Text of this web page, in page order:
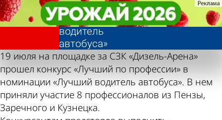
Конкурс
«Лучший
водитель
автобуса»
Фотолента,
«Общество»
19 июля на площадке за СЗК «Дизель-Арена»
прошел конкурс «Лучший по профессии» в
номинации «Лучший водитель автобуса». В нем
приняли участие 8 профессионалов из Пензы,
Заречного и Кузнецка.
Конкурс
«Лучший
водитель
автобуса»
Фотолента,
«Общество»